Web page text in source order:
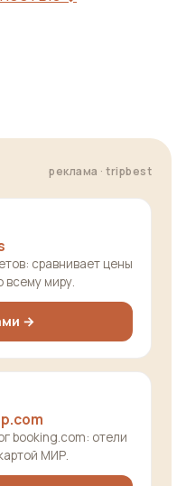
реклама · tripbest
сравнивает цены
всему миру.
→
booking.com: отели
МИР.